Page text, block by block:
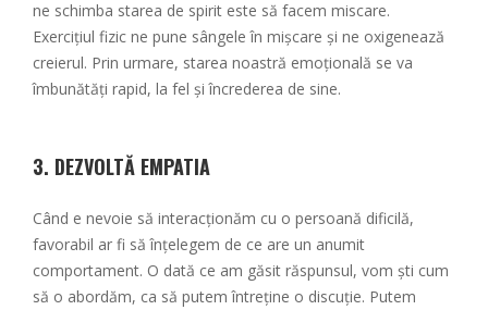
ne schimba starea de spirit este să facem miscare.
Exercițiul fizic ne pune sângele în mișcare și ne oxigenează
creierul. Prin urmare, starea noastră emoțională se va
îmbunătăți rapid, la fel și încrederea de sine.
3. DEZVOLTĂ EMPATIA
Când e nevoie să interacționăm cu o persoană dificilă,
favorabil ar fi să înțelegem de ce are un anumit
comportament. O dată ce am găsit răspunsul, vom ști cum
să o abordăm, ca să putem întreține o discuție. Putem